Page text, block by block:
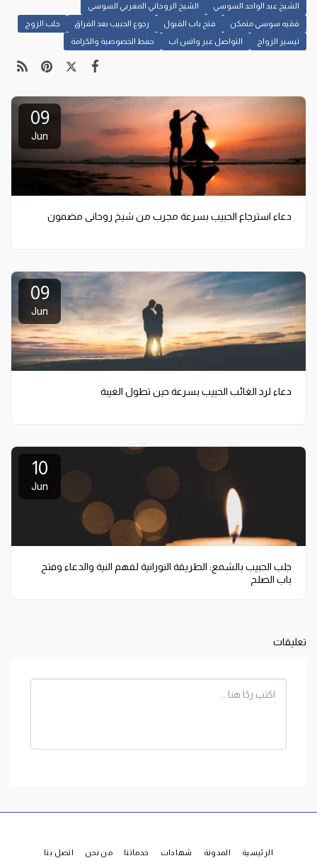
الشيخ عبد الواحد السوسي الشيخ الروحاني المغربي السوسي
فقيه سوسي متمكن فتح باب القبول رجوع الحبيب بعد الفراق جلب الزوج
تيسير الزواج التواصل عبر واتس اب حفظ الخصوصية والكرامة
09
Jun
دعاء استرجاع الحبيب بسرعة مجرب من شيخ روحاني مضمون
09
Jun
دعاء لرد الغائب الحبيب بسرعة حين تطول الغيبة
10
Jun
جلب الحبيب بالشمع: الطريقة النورانية لفهم النية والدعاء وفتح
باب الصلح
تعليقات
الرئيسية المدونة شهادات خدماتنا من نحن اتصل بنا